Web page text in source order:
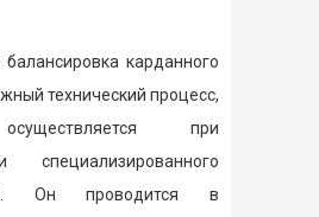
балансировка карданного
технический процесс,
при
специализированного
Он проводится в